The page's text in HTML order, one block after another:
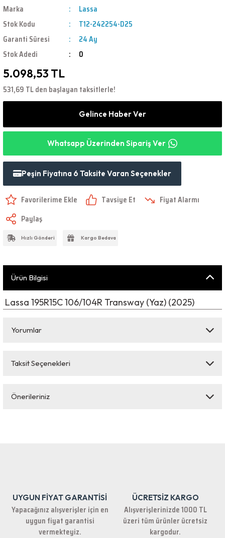
Marka
Lassa
Stok Kodu
T12-242254-D25
Garanti Süresi
24 Ay
Stok Adedi
0
5.098,53 TL
531,69 TL den başlayan taksitlerle!
Gelince Haber Ver
Whatsapp Üzerinden Sipariş Ver
Peşin Fiyatına 6 Taksite Varan Seçenekler
Tavsiye Et
Fiyat Alarmı
Paylaş
Hızlı Gönderi Kargo Bedava
Ürün Bilgisi
Lassa 195R15C 106/104R Transway (Yaz) (2025)
Yorumlar
Bu ürüne ilk yorumu siz yapın!
Taksit Seçenekleri
Önerileriniz
Ürün bilgilerinde hatalar bulunuyor.
Ürün fiyatı diğer sitelerden daha pahalı.
Bu ürüne benzer farklı alternatifler olmalı.
UYGUN FİYAT GARANTİSİ
Yapacağınız alışverişler için en
uygun fiyat garantisi
vermekteyiz.
ÜCRETSİZ KARGO
Alışverişlerinizde 1000 TL
üzeri tüm ürünler ücretsiz
kargodur.